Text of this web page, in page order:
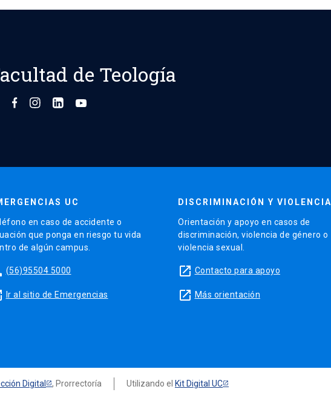
de Teología
UC
en caso de accidente o
que ponga en riesgo tu vida
de algún campus.
(56)95504 5000
Ir al sitio de Emergencias
DISCRIMINACIÓN Y VIOLENCIA
Orientación y apoyo en casos de
discriminación, violencia de género o
violencia sexual.
launch Contacto para apoyo
launch Más orientación
Digital , Prorrectoría Utilizando el Kit Digital UC